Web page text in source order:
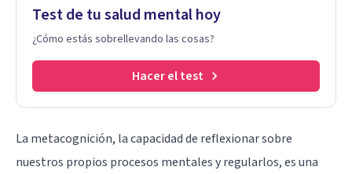
Test de tu salud mental hoy
¿Cómo estás sobrellevando las cosas?
Hacer el test
La metacognición, la capacidad de reflexionar sobre
nuestros propios procesos mentales y regularlos, es una